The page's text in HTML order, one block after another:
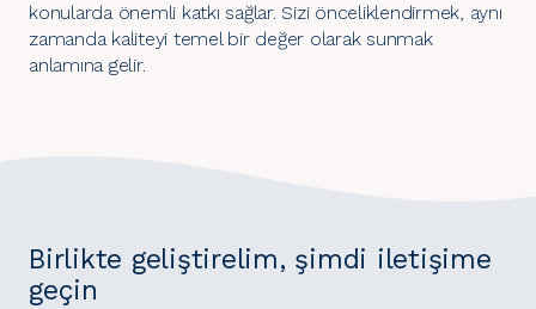
konularda önemli katkı sağlar. Sizi önceliklendirmek, aynı
zamanda kaliteyi temel bir değer olarak sunmak
anlamına gelir.
Birlikte geliştirelim, şimdi iletişime
geçin